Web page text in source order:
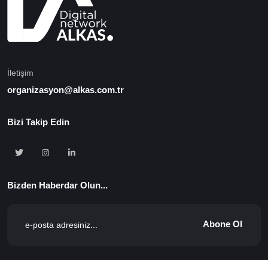
İletişim
organizasyon@alkas.com.tr
Bizi Takip Edin
Bizden Haberdar Olun...
Abone Ol